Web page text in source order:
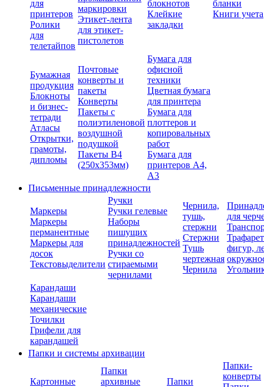
для
принтеров
Ролики
для
телетайпов
маркировки
Этикет-лента
для этикет-
пистолетов
блокнотов
Клейкие
закладки
бланки
Книги учета
Бумажная
продукция
Блокноты
и бизнес-
тетради
Атласы
Открытки,
грамоты,
дипломы
Почтовые
конверты и
пакеты
Конверты
Пакеты с
полиэтиленовой
воздушной
подушкой
Пакеты В4
(250х353мм)
Бумага для
офисной
техники
Цветная бумага
для принтера
Бумага для
плоттеров и
копировальных
работ
Бумага для
принтеров А4,
А3
Письменные принадлежности
Маркеры
Маркеры
перманентные
Маркеры для
досок
Текстовыделители
Ручки
Ручки гелевые
Наборы
пишущих
принадлежностей
Ручки со
стираемыми
чернилами
Чернила,
тушь,
стержни
Стержни
Тушь
чертежная
Чернила
для
фигур,
Карандаши
Карандаши
механические
Точилки
Грифели для
карандашей
Папки и системы архивации
Картонные
Папки
архивные
Папки
Папки-
конверты